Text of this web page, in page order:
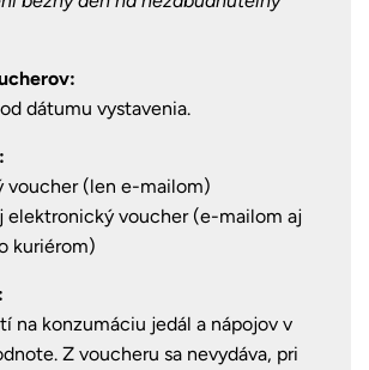
dátumu vystavenia.
voucher (len e-mailom)
elektronický voucher (e-mailom aj
kuriérom)
na konzumáciu jedál a nápojov v
Z voucheru sa nevydáva, pri